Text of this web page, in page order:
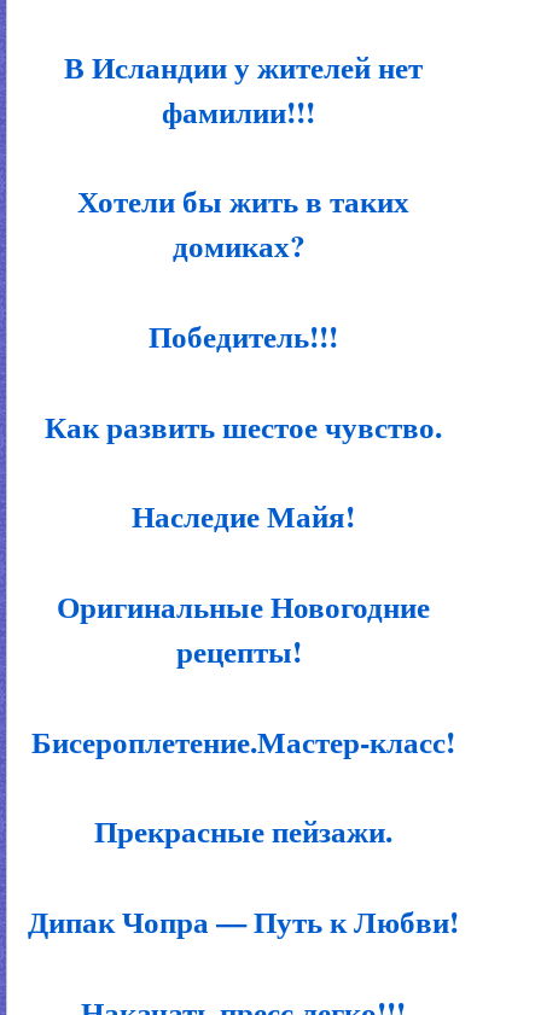
В Исландии у жителей нет
фамилии!!!
Хотели бы жить в таких
домиках?
Победитель!!!
Как развить шестое чувство.
Наследие Майя!
Оригинальные Новогодние
рецепты!
Бисероплетение.Мастер-класс!
Прекрасные пейзажи.
Дипак Чопра — Путь к Любви!